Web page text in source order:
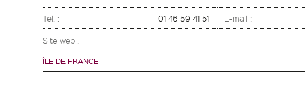
Tel. : 01 46 59 41 51 E-mail :
Site web :
ÎLE-DE-FRANCE